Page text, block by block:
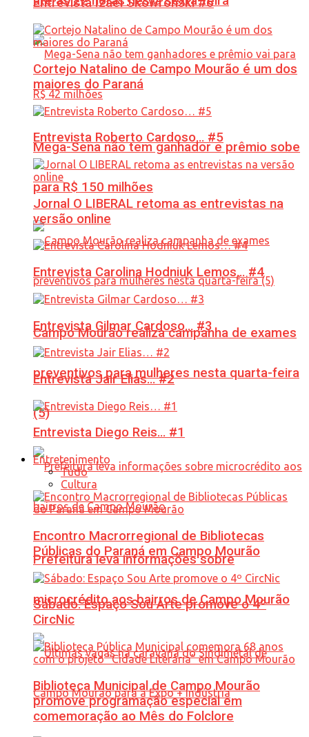
Mega-Sena não tem ganhador e prêmio sobe
para R$ 150 milhões
Campo Mourão realiza campanha de exames
preventivos para mulheres nesta quarta-feira
(5)
Prefeitura leva informações sobre
microcrédito aos bairros de Campo Mourão
Cortejo Natalino de Campo Mourão é um dos
maiores do Paraná
Entrevista Roberto Cardoso… #5
Jornal O LIBERAL retoma as entrevistas na
versão online
Entrevista Carolina Hodniuk Lemos… #4
Entrevista Gilmar Cardoso… #3
Entrevista Jair Elias… #2
Entrevista Diego Reis… #1
Entretenimento
Tudo
Cultura
Encontro Macrorregional de Bibliotecas
Públicas do Paraná em Campo Mourão
Sábado: Espaço Sou Arte promove o 4º
CircNic
Biblioteca Municipal de Campo Mourão
promove programação especial em
comemoração ao Mês do Folclore